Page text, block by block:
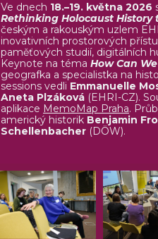
Ve dnech 18.–19. května 2026
Rethinking Holocaust
českým a rakouským uzlem
inovativních prostorových
paměťových studií, digitálních
Keynote na téma How Can
geografka a specialistka na
sessions vedli Emmanuelle
Aneta Plzáková (EHRI-CZ).
aplikace MemoMap Praha.
americký historik Benjamin
Schellenbacher (DÖW).